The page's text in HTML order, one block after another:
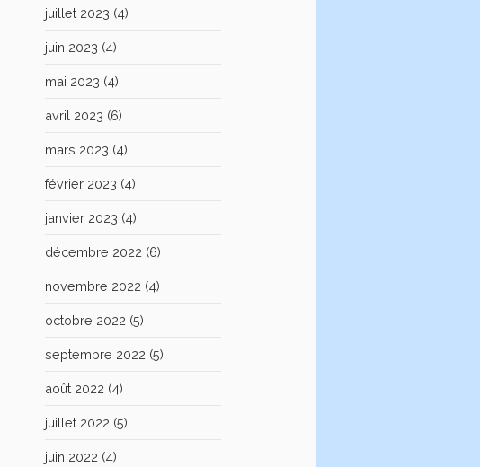
juillet 2023 (4)
juin 2023 (4)
mai 2023 (4)
avril 2023 (6)
mars 2023 (4)
février 2023 (4)
janvier 2023 (4)
décembre 2022 (6)
novembre 2022 (4)
octobre 2022 (5)
septembre 2022 (5)
août 2022 (4)
juillet 2022 (5)
juin 2022 (4)